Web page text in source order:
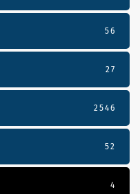
56
27
2546
52
4